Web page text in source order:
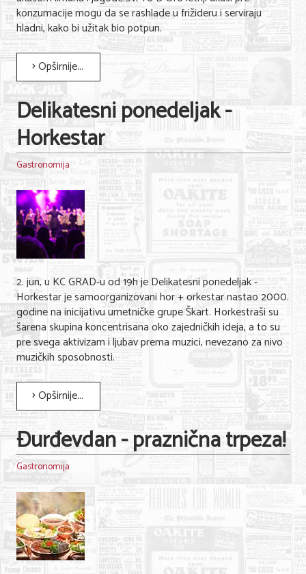
konzumacije mogu da se rashlade u frižideru i serviraju
hladni, kako bi užitak bio potpun.
Opširnije...
Delikatesni ponedeljak -
Horkestar
Gastronomija
2. jun, u KC GRAD-u od 19h je Delikatesni ponedeljak -
Horkestar je samoorganizovani hor + orkestar nastao 2000.
godine na inicijativu umetničke grupe Škart. Horkestraši su
šarena skupina koncentrisana oko zajedničkih ideja, a to su
pre svega aktivizam i ljubav prema muzici, nevezano za nivo
muzičkih sposobnosti.
Opširnije...
Đurđevdan - praznična trpeza!
Gastronomija